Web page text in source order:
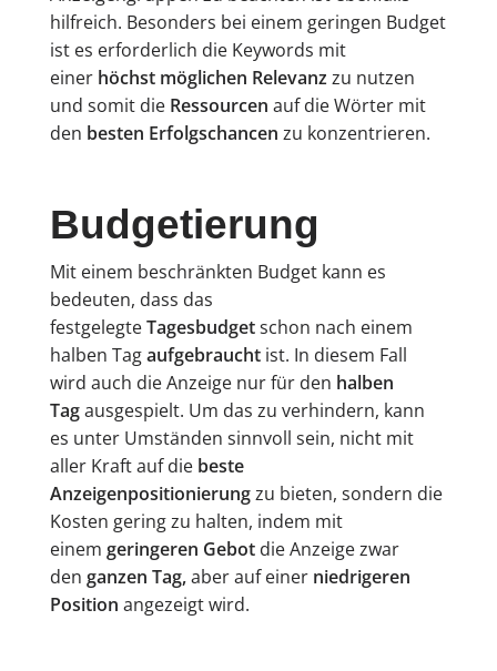
hilfreich. Besonders bei einem geringen Budget
ist es erforderlich die Keywords mit
einer höchst möglichen Relevanzzu nutzen
und somit die Ressourcen auf die Wörter mit
den besten Erfolgschancen zu konzentrieren.
Budgetierung
Mit einem beschränkten Budget kann es
bedeuten, dass das
festgelegteTagesbudgetschon nach einem
halben Tagaufgebrauchtist. In diesem Fall
wird auch die Anzeige nur für den halben
Tagausgespielt. Um das zu verhindern, kann
es unter Umständen sinnvoll sein, nicht mit
aller Kraft auf die beste
Anzeigenpositionierungzu bieten, sondern die
Kosten gering zu halten, indem mit
einem geringeren Gebotdie Anzeige zwar
den ganzen Tag,aber auf einer niedrigeren
Position angezeigt wird.